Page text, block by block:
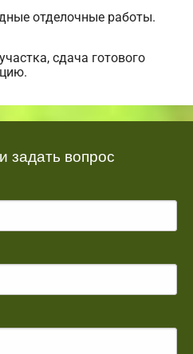
отделочные работы.
сдача готового
задать вопрос